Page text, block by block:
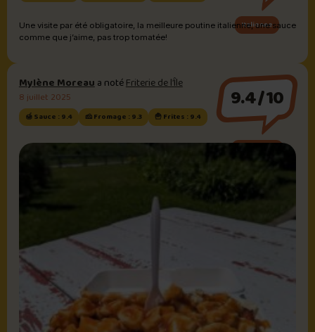
Italienne
Une visite par été obligatoire, la meilleure poutine italienne, une sauce
comme que j’aime, pas trop tomatée!
Mylène Moreaua notéFriterie de l’Île
8 juillet 2025
🍯 Sauce : 9.4 🧀 Fromage : 9.3 🍟 Frites : 9.4
9.4/10